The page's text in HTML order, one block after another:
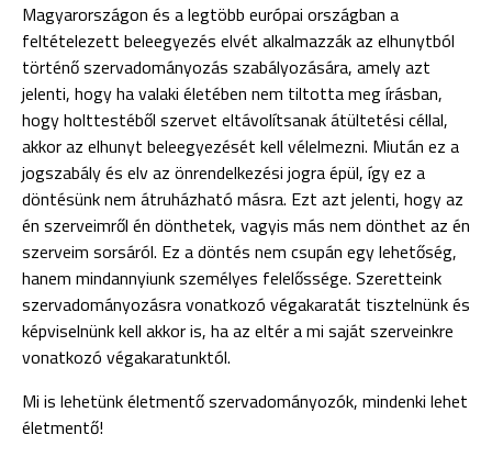
Magyarországon és a legtöbb európai országban a
feltételezett beleegyezés elvét alkalmazzák az elhunytból
történő szervadományozás szabályozására, amely azt
jelenti, hogy ha valaki életében nem tiltotta meg írásban,
hogy holttestéből szervet eltávolítsanak átültetési céllal,
akkor az elhunyt beleegyezését kell vélelmezni. Miután ez a
jogszabály és elv az önrendelkezési jogra épül, így ez a
döntésünk nem átruházható másra. Ezt azt jelenti, hogy az
én szerveimről én dönthetek, vagyis más nem dönthet az én
szerveim sorsáról. Ez a döntés nem csupán egy lehetőség,
hanem mindannyiunk személyes felelőssége. Szeretteink
szervadományozásra vonatkozó végakaratát tisztelnünk és
képviselnünk kell akkor is, ha az eltér a mi saját szerveinkre
vonatkozó végakaratunktól.
Mi is lehetünk életmentő szervadományozók, mindenki lehet
életmentő!